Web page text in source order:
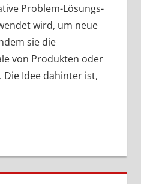
Problem-Lösungs-
wird, um neue
sie die
von Produkten oder
Die Idee dahinter ist,